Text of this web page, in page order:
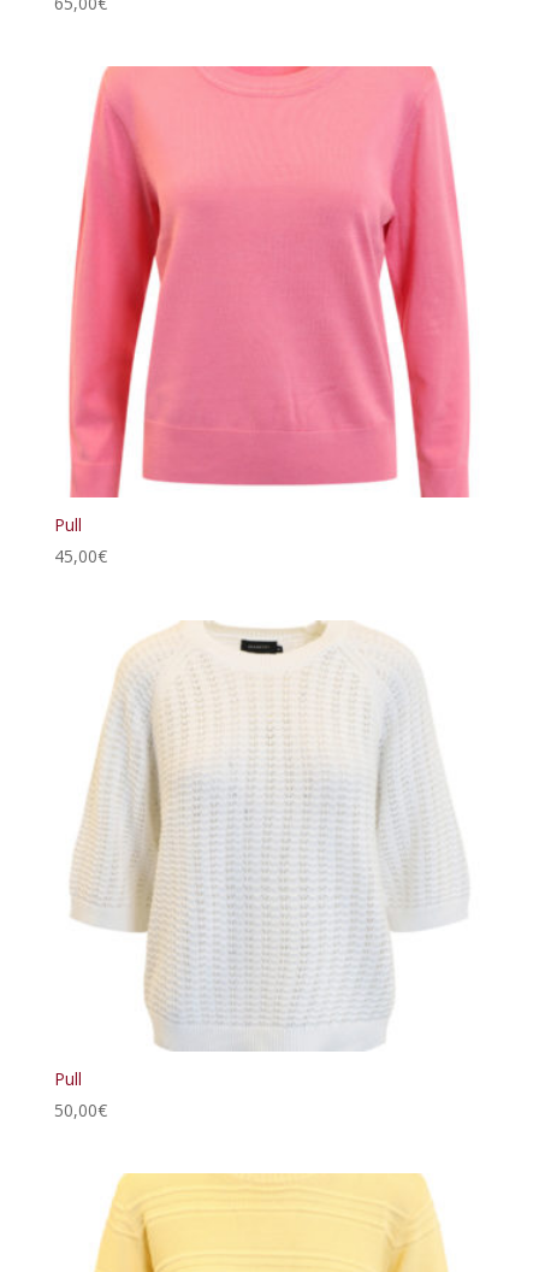
Pull
45,00€
Pull
50,00€